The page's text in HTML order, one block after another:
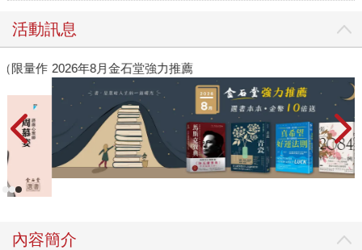
活動訊息
2026年8月金石堂強力推薦
內容簡介